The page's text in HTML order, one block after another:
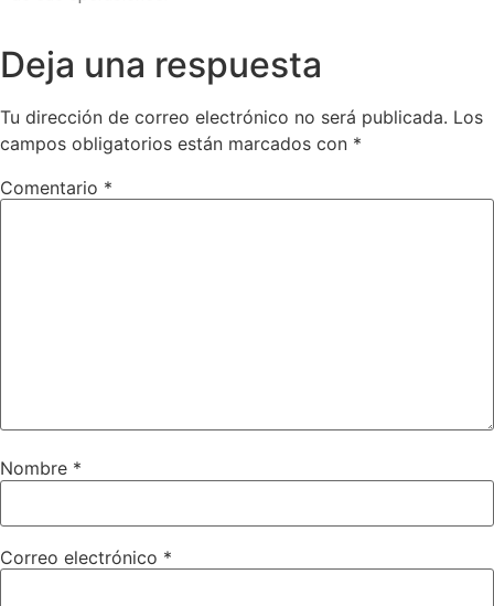
Deja una respuesta
Tu dirección de correo electrónico no será publicada. Los
campos obligatorios están marcados con *
Comentario *
Nombre *
Correo electrónico *